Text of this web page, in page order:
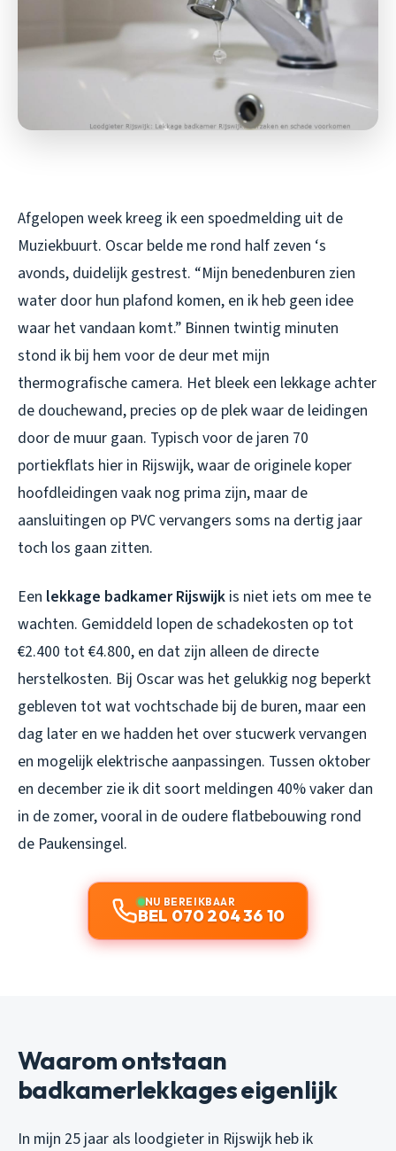
Afgelopen week kreeg ik een spoedmelding uit de
Muziekbuurt. Oscar belde me rond half zeven ‘s
avonds, duidelijk gestrest. “Mijn benedenburen zien
water door hun plafond komen, en ik heb geen idee
waar het vandaan komt.” Binnen twintig minuten
stond ik bij hem voor de deur met mijn
thermografische camera. Het bleek een lekkage achter
de douchewand, precies op de plek waar de leidingen
door de muur gaan. Typisch voor de jaren 70
portiekflats hier in Rijswijk, waar de originele koper
hoofdleidingen vaak nog prima zijn, maar de
aansluitingen op PVC vervangers soms na dertig jaar
toch los gaan zitten.
Een lekkage badkamer Rijswijk is niet iets om mee te
wachten. Gemiddeld lopen de schadekosten op tot
€2.400 tot €4.800, en dat zijn alleen de directe
herstelkosten. Bij Oscar was het gelukkig nog beperkt
gebleven tot wat vochtschade bij de buren, maar een
dag later en we hadden het over stucwerk vervangen
en mogelijk elektrische aanpassingen. Tussen oktober
en december zie ik dit soort meldingen 40% vaker dan
in de zomer, vooral in de oudere flatbebouwing rond
de Paukensingel.
NU BEREIKBAAR
BEL 070 204 36 10
Waarom ontstaan
badkamerlekkages eigenlijk
In mijn 25 jaar als loodgieter in Rijswijk heb ik